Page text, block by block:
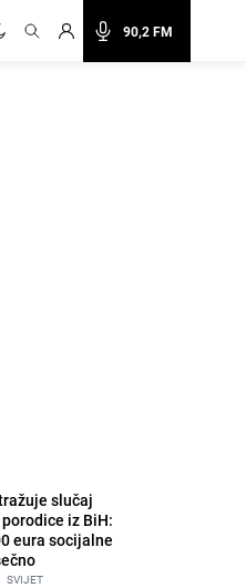
90,2 FM
slučaj
iz BiH:
eura socijalne
SVIJET